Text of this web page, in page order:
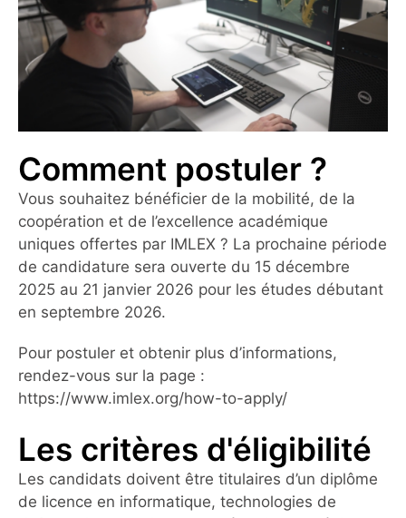
Comment postuler ?
Vous souhaitez bénéficier de la mobilité, de la
coopération et de l’excellence académique
uniques offertes par IMLEX ? La prochaine période
de candidature sera ouverte du 15 décembre
2025 au 21 janvier 2026 pour les études débutant
en septembre 2026.
Pour postuler et obtenir plus d’informations,
rendez-vous sur la page :
https://www.imlex.org/how-to-apply/
Les critères d'éligibilité
Les candidats doivent être titulaires d’un diplôme
de licence en informatique, technologies de